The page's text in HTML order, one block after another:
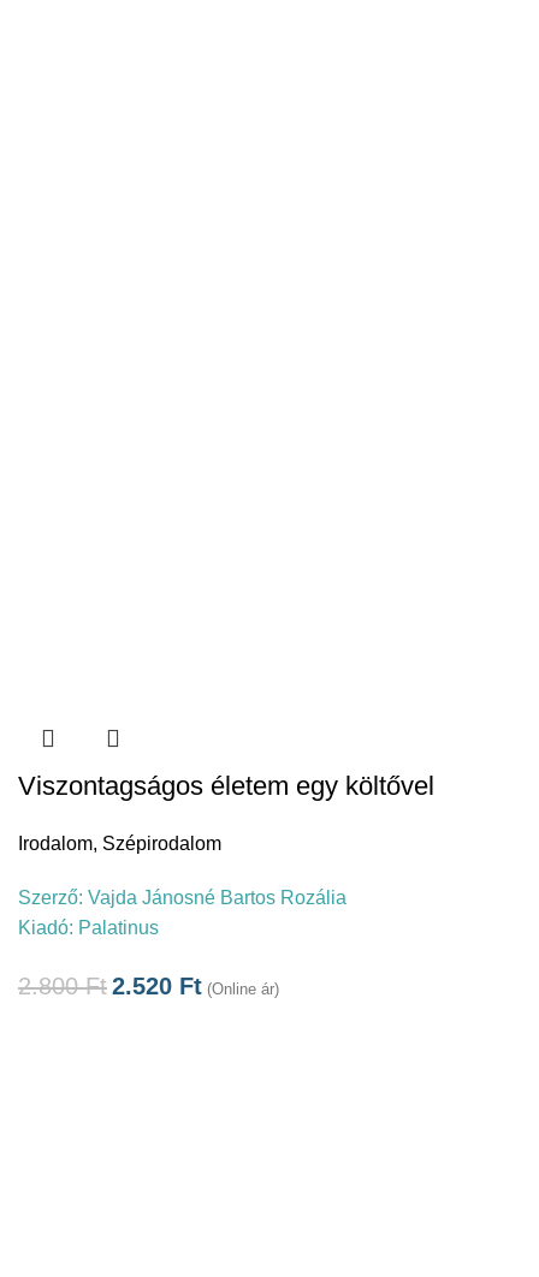
Viszontagságos életem egy költővel
Irodalom, Szépirodalom
Szerző: Vajda Jánosné Bartos Rozália
Kiadó: Palatinus
2.800Ft2.520 Ft (Online ár)